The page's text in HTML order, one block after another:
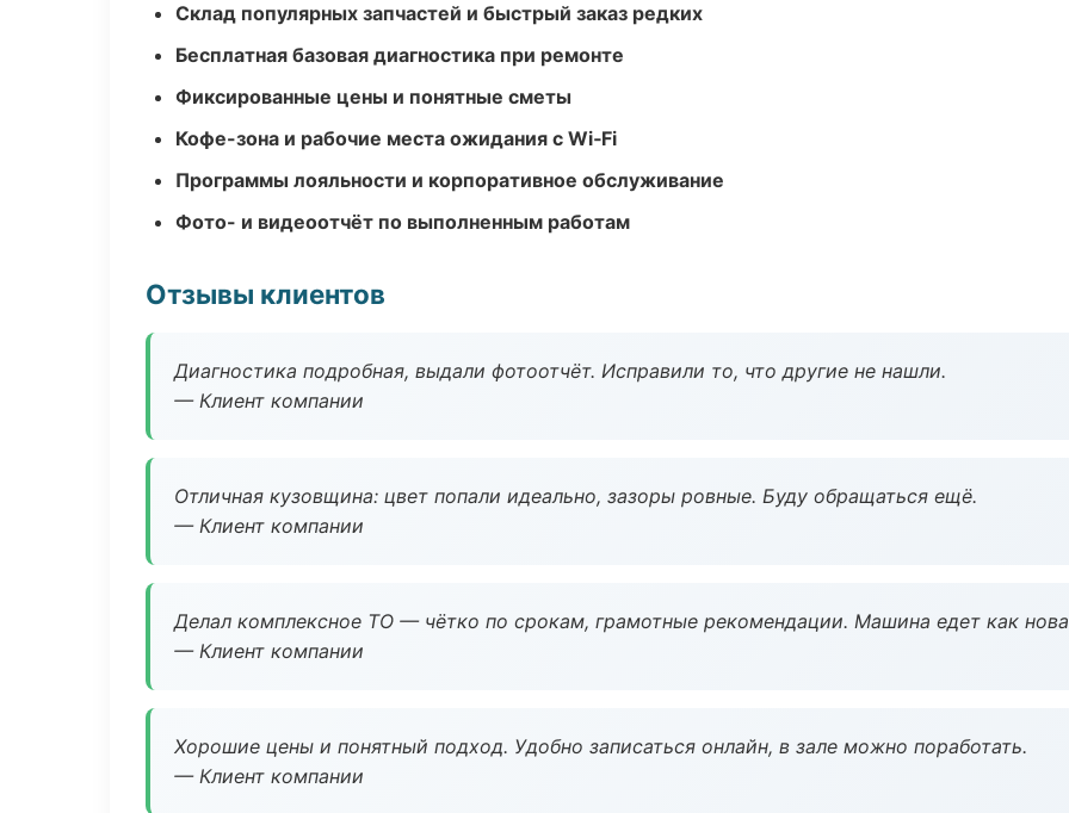
Склад популярных запчастей и быстрый заказ редких
Бесплатная базовая диагностика при ремонте
Фиксированные цены и понятные сметы
Кофе-зона и рабочие места ожидания с Wi‑Fi
Программы лояльности и корпоративное обслуживание
Фото- и видеоотчёт по выполненным работам
Отзывы клиентов
Диагностика подробная, выдали фотоотчёт. Исправили то, что другие не нашли.
— Клиент компании
Отличная кузовщина: цвет попали идеально, зазоры ровные. Буду обращаться ещё.
— Клиент компании
Делал комплексное ТО — чётко по срокам, грамотные рекомендации. Машина едет как
— Клиент компании
Хорошие цены и понятный подход. Удобно записаться онлайн, в зале можно поработать.
— Клиент компании